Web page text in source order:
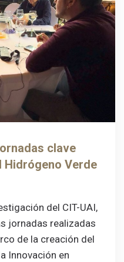
clave
Hidrógeno Verde
del CIT-UAI,
jornadas realizadas
de la creación del
Innovación en